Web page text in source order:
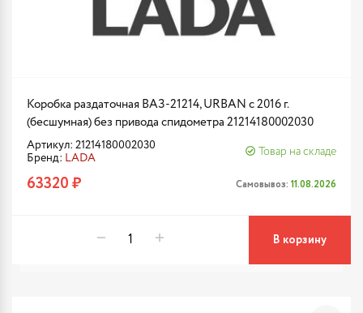
Коробка раздаточная ВАЗ-21214, URBAN с 2016 г.
(бесшумная) без привода спидометра 21214180002030
Артикул: 21214180002030
Бренд: LADA
Товар на складе
63320 ₽ Самовывоз: 11.08.2026
В корзину